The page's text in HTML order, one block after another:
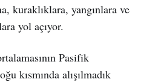
kuraklıklara, yangınlara ve
yol açıyor.
Pasifik
kısmında alışılmadık